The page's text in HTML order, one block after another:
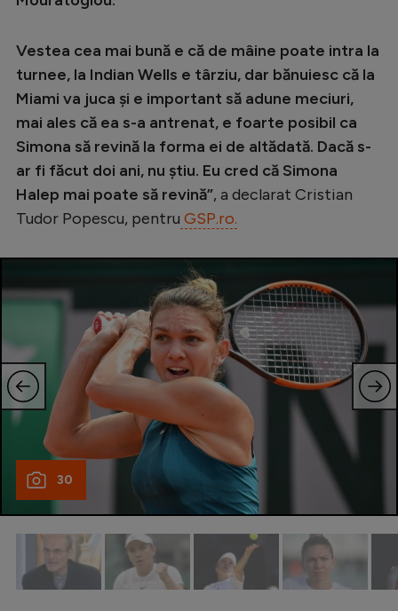
Vestea cea mai bună e că de mâine poate intra la
turnee, la Indian Wells e târziu, dar bănuiesc că la
Miami va juca și e important să adune meciuri,
mai ales că ea s-a antrenat, e foarte posibil ca
Simona să revină la forma ei de altădată. Dacă s-
ar fi făcut doi ani, nu știu. Eu cred că Simona
Halep mai poate să revină”, a declarat Cristian
Tudor Popescu, pentru GSP.ro.
30